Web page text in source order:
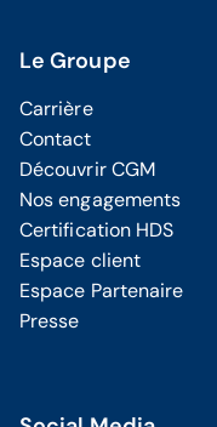
Le Groupe
Carrière
Contact
Découvrir CGM
Nos engagements
Certification HDS
Espace client
Espace Partenaire
Presse